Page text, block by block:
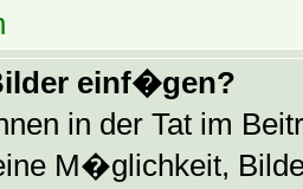
einf�gen?
in der Tat im
M�glichkeit,